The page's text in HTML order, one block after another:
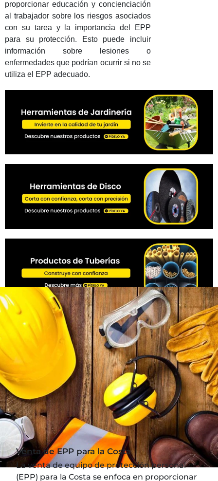
proporcionar educación y concienciación
al trabajador sobre los riesgos asociados
con su tarea y la importancia del EPP
para su protección. Esto puede incluir
información sobre lesiones o
enfermedades que podrían ocurrir si no se
utiliza el EPP adecuado.
Venta de EPP para la Costa
La venta de equipo de protección personal
(EPP) para la Costa se enfoca en proporcionar